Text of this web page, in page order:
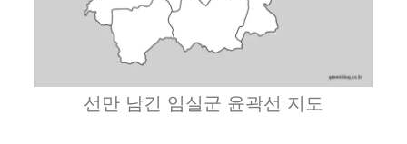
선만 남긴 임실군 윤곽선 지도